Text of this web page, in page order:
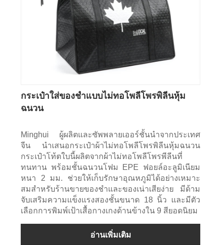
กระเป๋าใส่ของชำแบบไม่ทอโพลีโพรพิลีนหุ้ม
ฉนวน
Minghui ผู้ผลิตและซัพพลายเออร์ชั้นนำจากประเทศ
จีน นำเสนอกระเป๋าผ้าไม่ทอโพลีโพรพิลีนหุ้มฉนวน
กระเป๋าโท้ตใบนี้ผลิตจากผ้าไม่ทอโพลีโพรพีลีนที่
ทนทาน พร้อมชั้นฉนวนโฟม EPE ฟอยล์อะลูมิเนียม
หนา 2 มม. ช่วยให้เก็บรักษาอุณหภูมิได้อย่างเหมาะ
สมสำหรับร้านขายของชำและของเน่าเสียง่าย มีด้าม
จับเสริมความแข็งแรงสองชั้นขนาด 18 นิ้ว และมีตัว
เลือกการพิมพ์เป้าเสื้อกางเกงด้านข้างใน 9 สียอดนิยม
อ่านเพิ่มเติม